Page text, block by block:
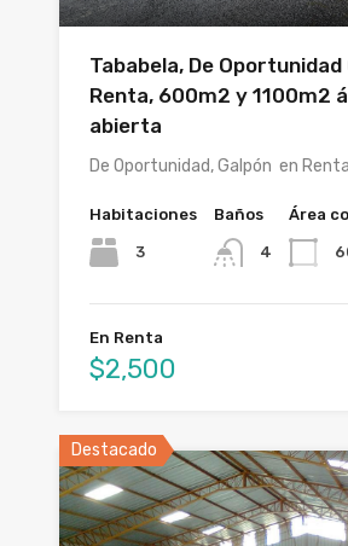
Tababela, De Oportunidad
Renta, 600m2 y 1100m2
abierta
De Oportunidad, Galpón en
Habitaciones
3
Baños
4
Área
En Renta
$2,500
Destacado